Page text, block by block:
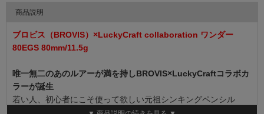
商品説明
ブロビス（BROVIS）×LuckyCraft collaboration ワンダー
80EGS 80mm/11.5g
唯一無二のあのルアーが満を持しBROVIS×LuckyCraftコラボカ
ラーが誕生
若い人、初心者にこそ使って欲しい元祖シンキングペンシル
バチ抜け用と思ってる人が多いかも知れません。